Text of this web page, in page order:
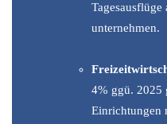
unternehmen.
4% ggü. 2025
Einrichtungen